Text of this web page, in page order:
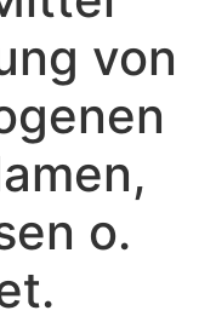
von
o.